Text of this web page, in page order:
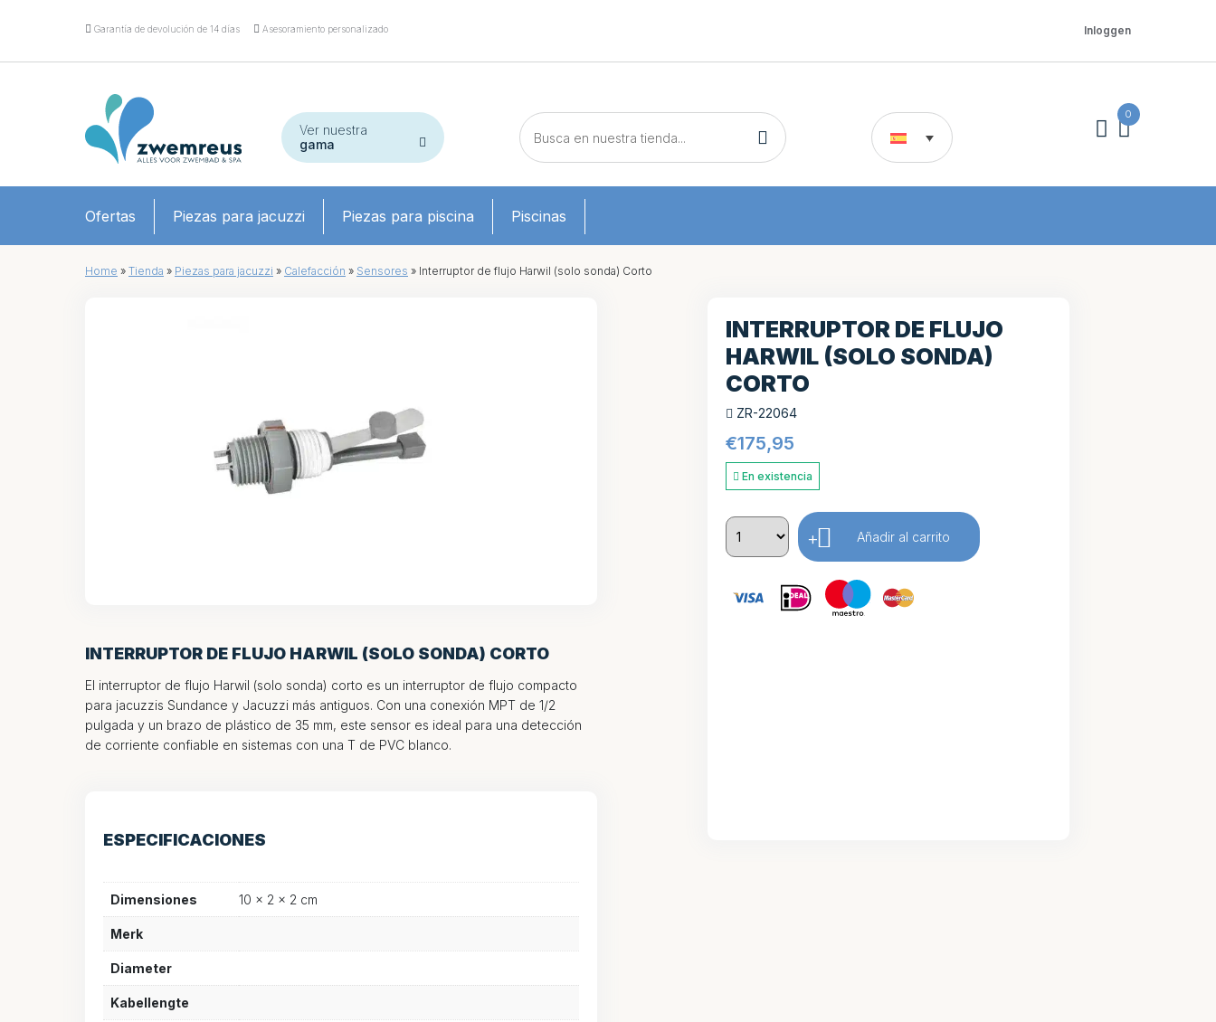
Garantía de devolución de 14 días Asesoramiento personalizado Inloggen
Ver nuestra
gama
0
Ofertas Piezas para jacuzzi Piezas para piscina Piscinas
Home » Tienda » Piezas para jacuzzi » Calefacción » Sensores » Interruptor de flujo Harwil (solo sonda) Corto
INTERRUPTOR DE FLUJO HARWIL (SOLO SONDA) CORTO
El interruptor de flujo Harwil (solo sonda) corto es un interruptor de flujo compacto
para jacuzzis Sundance y Jacuzzi más antiguos. Con una conexión MPT de 1/2
pulgada y un brazo de plástico de 35 mm, este sensor es ideal para una detección
de corriente confiable en sistemas con una T de PVC blanco.
ESPECIFICACIONES
Dimensiones 10 × 2 × 2 cm
Merk
Diameter
Kabellengte
INTERRUPTOR DE FLUJO
HARWIL (SOLO SONDA)
CORTO
ZR-22064
€175,95
En existencia
+ Añadir al carrito